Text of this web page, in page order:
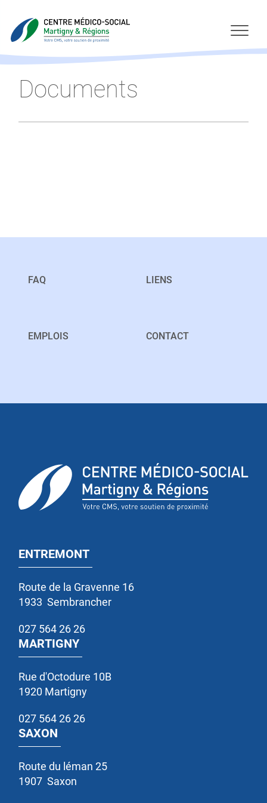
Documents
FAQ LIENS
EMPLOIS CONTACT
ENTREMONT
Route de la Gravenne 16
1933 Sembrancher
027 564 26 26
MARTIGNY
Rue d'Octodure 10B
1920 Martigny
027 564 26 26
SAXON
Route du léman 25
1907 Saxon